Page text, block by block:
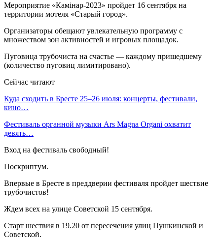
Мероприятие «Камiнар-2023» пройдет 16 сентября на
территории мотеля «Старый город».
Организаторы обещают увлекательную программу с
множеством зон активностей и игровых площадок.
Пуговица трубочиста на счастье — каждому пришедшему
(количество пуговиц лимитировано).
Сейчас читают
Куда сходить в Бресте 25–26 июля: концерты, фестивали,
кино…
Фестиваль органной музыки Ars Magna Organi охватит
девять…
Вход на фестиваль свободный!
Поскриптум.
Впервые в Бресте в преддверии фестиваля пройдет шествие
трубочистов!
Ждем всех на улице Советской 15 сентября.
Старт шествия в 19.20 от пересечения улиц Пушкинской и
Советской.